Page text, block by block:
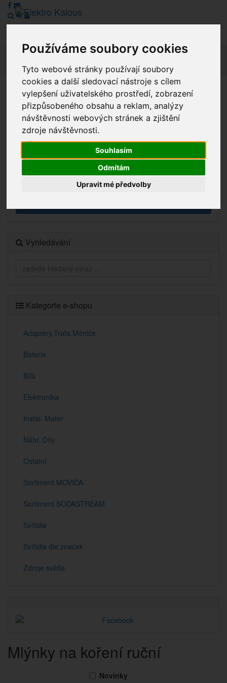
Používáme soubory cookies
Tyto webové stránky používají soubory
cookies a další sledovací nástroje s cílem
vylepšení uživatelského prostředí, zobrazení
přizpůsobeného obsahu a reklam, analýzy
návštěvnosti webových stránek a zjištění
zdroje návštěvnosti.
Souhlasím
Odmítám
Upravit mé předvolby
Vážení zákazníci, v tuto chvíli je Náš internetový obchod v
režimu Katalogu. Objednávky on-line nyní nelze vyřídit.
Děkujeme za pochopení.
Výprodej
Vyhledávání
Kategorie e-shopu
Adaptéry,Trafa,Měniče
Baterie
Bílá
Elektronika
Instal. Mater
Náhr. Díly
Ostatní
Sortiment MOVIDA
Sortiment SODASTREAM
Svítidla
Svítidla dle značek
Zdroje světla
Mlýnky na koření ruční
Novinky